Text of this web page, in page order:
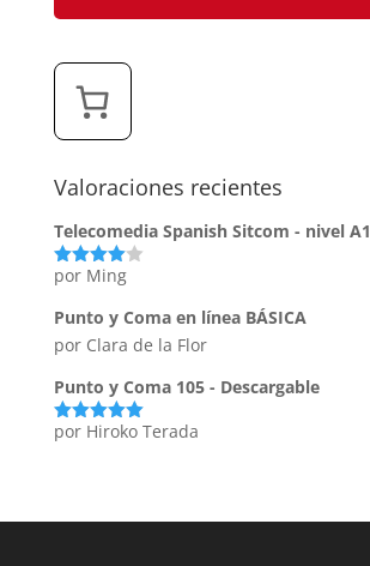
Valoraciones recientes
Telecomedia Spanish Sitcom - nivel A1
Valorado
5
por Ming
Punto y Coma en línea BÁSICA
por Clara de la Flor
Punto y Coma 105 - Descargable
Valorado
por Hiroko Terada